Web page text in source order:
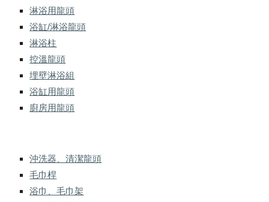
淋浴用龍頭
浴缸/淋浴龍頭
淋浴柱
控溫龍頭
埋壁淋浴組
浴缸用龍頭
廚房用龍頭
沖洗器、清潔龍頭
毛巾桿
浴巾、毛巾架